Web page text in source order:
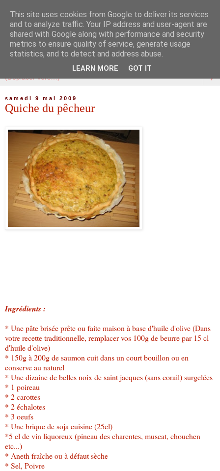
▼
samedi 9 mai 2009
Quiche du pêcheur
Ingrédients :
* Une pâte brisée prête ou faite maison à base d'huile d'olive (Dans
votre recette traditionnelle, remplacer vos 100g de beurre par 15 cl
d'huile d'olive)
* 150g à 200g de saumon cuit dans un court bouillon ou en
conserve au naturel
* Une dizaine de belles noix de saint jacques (sans corail) surgelées
* 1 poireau
* 2 carottes
* 2 échalotes
* 3 oeufs
* Une brique de soja cuisine (25cl)
*5 cl de vin liquoreux (pineau des charentes, muscat, chouchen
etc...)
* Aneth fraîche ou à défaut sèche
* Sel, Poivre
This site uses cookies from Google to deliver its services
and to analyze traffic. Your IP address and user-agent are
shared with Google along with performance and security
metrics to ensure quality of service, generate usage
statistics, and to detect and address abuse.
LEARN MORE GOT IT